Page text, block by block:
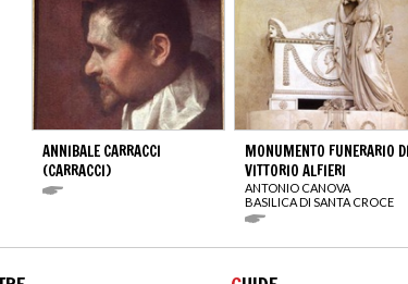
ANNIBALE CARRACCI
(CARRACCI)
MONUMENTO FUNERARIO DI
VITTORIO ALFIERI
ANTONIO CANOVA
BASILICA DI SANTA CROCE